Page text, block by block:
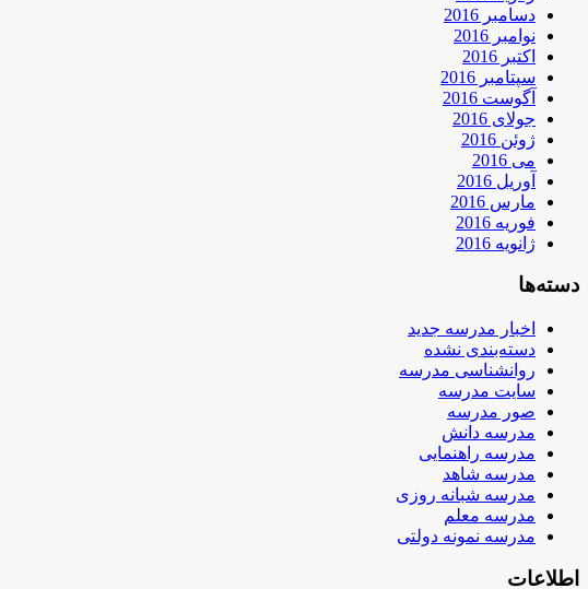
دسامبر 2016
نوامبر 2016
اکتبر 2016
سپتامبر 2016
آگوست 2016
جولای 2016
ژوئن 2016
می 2016
آوریل 2016
مارس 2016
فوریه 2016
ژانویه 2016
دسته‌ها
اخبار مدرسه جدید
دسته‌بندی نشده
روانشناسی مدرسه
سایت مدرسه
صور مدرسه
مدرسه دانش
مدرسه راهنمایی
مدرسه شاهد
مدرسه شبانه روزی
مدرسه معلم
مدرسه نمونه دولتی
اطلاعات